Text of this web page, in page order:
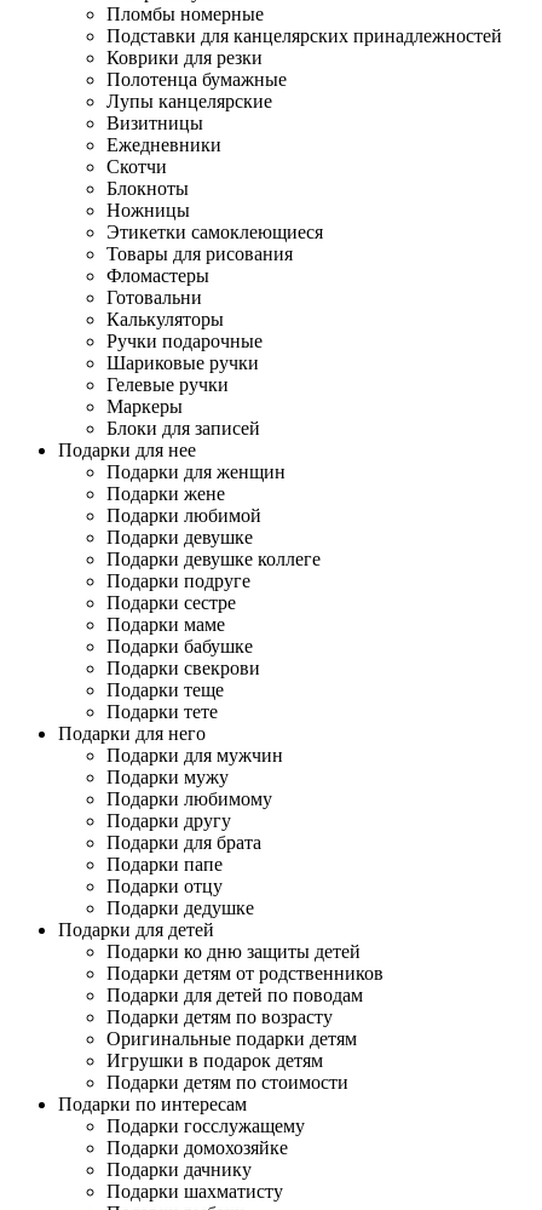
Пломбы номерные
Подставки для канцелярских принадлежностей
Коврики для резки
Полотенца бумажные
Лупы канцелярские
Визитницы
Ежедневники
Скотчи
Блокноты
Ножницы
Этикетки самоклеющиеся
Товары для рисования
Фломастеры
Готовальни
Калькуляторы
Ручки подарочные
Шариковые ручки
Гелевые ручки
Маркеры
Блоки для записей
Подарки для нее
Подарки для женщин
Подарки жене
Подарки любимой
Подарки девушке
Подарки девушке коллеге
Подарки подруге
Подарки сестре
Подарки маме
Подарки бабушке
Подарки свекрови
Подарки теще
Подарки тете
Подарки для него
Подарки для мужчин
Подарки мужу
Подарки любимому
Подарки другу
Подарки для брата
Подарки папе
Подарки отцу
Подарки дедушке
Подарки для детей
Подарки ко дню защиты детей
Подарки детям от родственников
Подарки для детей по поводам
Подарки детям по возрасту
Оригинальные подарки детям
Игрушки в подарок детям
Подарки детям по стоимости
Подарки по интересам
Подарки госслужащему
Подарки домохозяйке
Подарки дачнику
Подарки шахматисту